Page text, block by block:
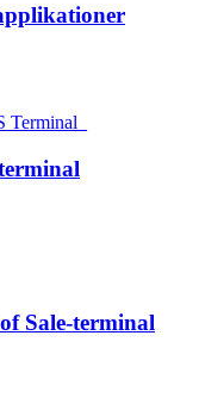
Sale-terminal